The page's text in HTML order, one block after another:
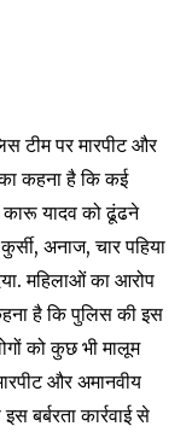
part of the
on our website
we respect
information is
टीम पर मारपीट और
कहना है कि कई
यादव को ढूंढने
अनाज, चार पहिया
महिलाओं का आरोप
है कि पुलिस की इस
को कुछ भी मालूम
और अमानवीय
बर्बरता कार्रवाई से